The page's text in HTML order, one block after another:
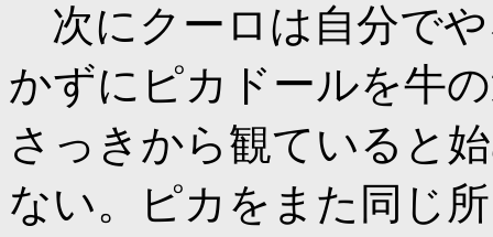
次にクーロは自分で
かずにピカドールを牛
さっきから観ていると
ない。ピカをまた同じ